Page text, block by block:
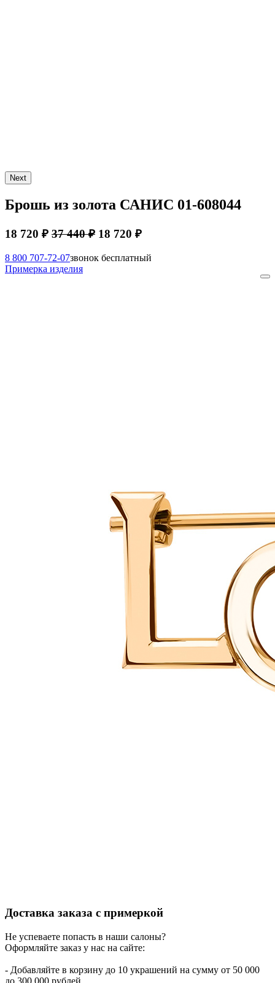
Next
Брошь из золота САНИС 01-608044
18 720 ₽ 37 440 ₽ 18 720 ₽
8 800 707-72-07звонок бесплатный
Примерка изделия
Доставка заказа с примеркой
Не успеваете попасть в наши салоны?
Оформляйте заказ у нас на сайте:
- Добавляйте в корзину до 10 украшений на сумму от 50 000
до 300 000 рублей.